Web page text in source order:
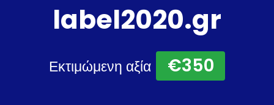
label2020.gr
Εκτιμώμενη αξία €350